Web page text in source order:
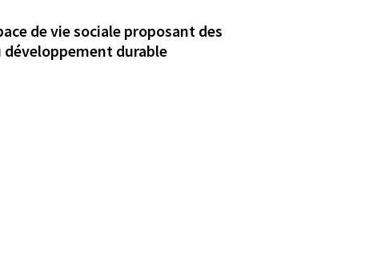
de vie sociale proposant des
durable